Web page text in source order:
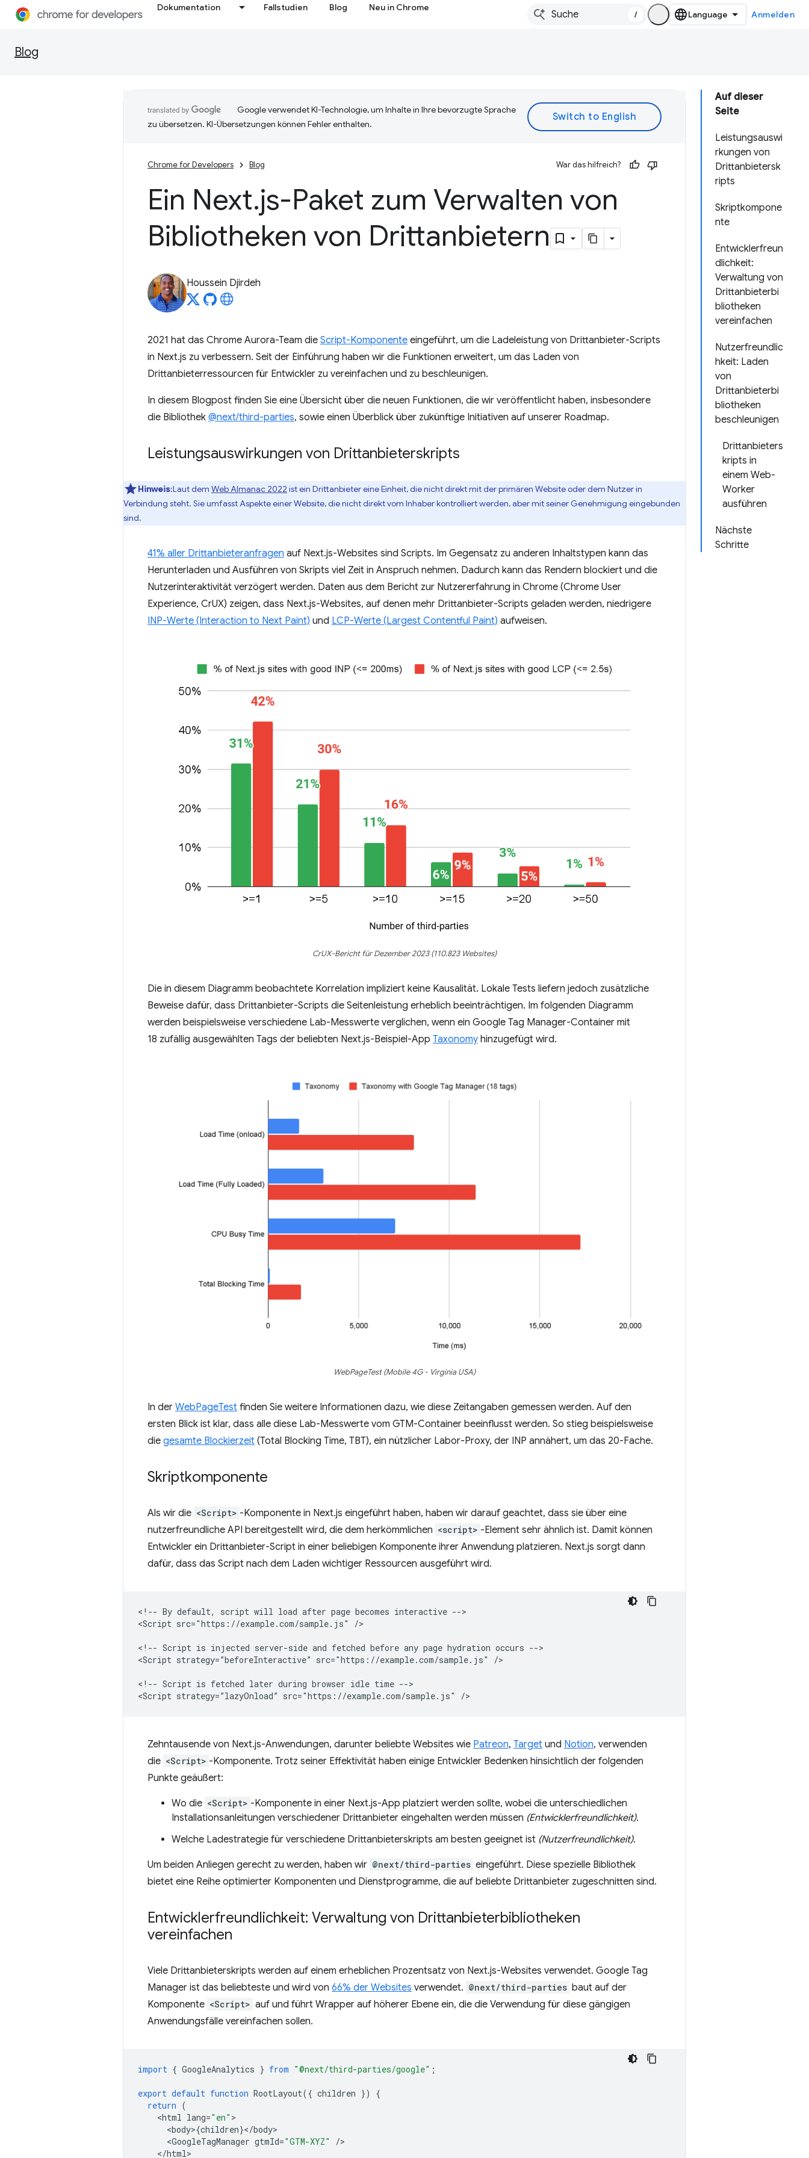
Dokumentation Fallstudien Blog Neu in Chrome
/ Anmelden
Blog
Auf dieser
Seite
Leistungsauswi
rkungen von
Drittanbietersk
ripts
Skriptkompone
nte
Entwicklerfreun
dlichkeit:
Verwaltung von
Drittanbieterbi
bliotheken
vereinfachen
Nutzerfreundlic
hkeit: Laden
von
Drittanbieterbi
bliotheken
beschleunigen
Drittanbieters
kripts in
einem Web-
Worker
ausführen
Nächste
Schritte
Google verwendet KI-Technologie, um Inhalte in Ihre bevorzugte Sprache
zu übersetzen. KI-Übersetzungen können Fehler enthalten.
Chrome for Developers Blog War das hilfreich?
Ein Next.js-Paket zum Verwalten von
Bibliotheken von Drittanbietern
Houssein Djirdeh
2021 hat das Chrome Aurora-Team die Script-Komponente eingeführt, um die Ladeleistung von Drittanbieter-Scripts
in Next.js zu verbessern. Seit der Einführung haben wir die Funktionen erweitert, um das Laden von
Drittanbieterressourcen für Entwickler zu vereinfachen und zu beschleunigen.
In diesem Blogpost finden Sie eine Übersicht über die neuen Funktionen, die wir veröffentlicht haben, insbesondere
die Bibliothek @next/third-parties, sowie einen Überblick über zukünftige Initiativen auf unserer Roadmap.
Leistungsauswirkungen von Drittanbieterskripts
Hinweis:Laut dem Web Almanac 2022 ist ein Drittanbieter eine Einheit, die nicht direkt mit der primären Website oder dem Nutzer in
Verbindung steht. Sie umfasst Aspekte einer Website, die nicht direkt vom Inhaber kontrolliert werden, aber mit seiner Genehmigung eingebunden
sind.
41% aller Drittanbieteranfragen auf Next.js-Websites sind Scripts. Im Gegensatz zu anderen Inhaltstypen kann das
Herunterladen und Ausführen von Skripts viel Zeit in Anspruch nehmen. Dadurch kann das Rendern blockiert und die
Nutzerinteraktivität verzögert werden. Daten aus dem Bericht zur Nutzererfahrung in Chrome (Chrome User
Experience, CrUX) zeigen, dass Next.js-Websites, auf denen mehr Drittanbieter-Scripts geladen werden, niedrigere
INP-Werte (Interaction to Next Paint) und LCP-Werte (Largest Contentful Paint) aufweisen.
CrUX-Bericht für Dezember 2023 (110.823 Websites)
Die in diesem Diagramm beobachtete Korrelation impliziert keine Kausalität. Lokale Tests liefern jedoch zusätzliche
Beweise dafür, dass Drittanbieter-Scripts die Seitenleistung erheblich beeinträchtigen. Im folgenden Diagramm
werden beispielsweise verschiedene Lab-Messwerte verglichen, wenn ein Google Tag Manager-Container mit
18 zufällig ausgewählten Tags der beliebten Next.js-Beispiel-App Taxonomy hinzugefügt wird.
WebPageTest (Mobile 4G - Virginia USA)
In der WebPageTest finden Sie weitere Informationen dazu, wie diese Zeitangaben gemessen werden. Auf den
ersten Blick ist klar, dass alle diese Lab-Messwerte vom GTM-Container beeinflusst werden. So stieg beispielsweise
die gesamte Blockierzeit (Total Blocking Time, TBT), ein nützlicher Labor-Proxy, der INP annähert, um das 20-Fache.
Skriptkomponente
Als wir die <Script> -Komponente in Next.js eingeführt haben, haben wir darauf geachtet, dass sie über eine
nutzerfreundliche API bereitgestellt wird, die dem herkömmlichen <script> -Element sehr ähnlich ist. Damit können
Entwickler ein Drittanbieter-Script in einer beliebigen Komponente ihrer Anwendung platzieren. Next.js sorgt dann
dafür, dass das Script nach dem Laden wichtiger Ressourcen ausgeführt wird.
<!-- By default, script will load after page becomes interactive -->
<Script src="https://example.com/sample.js" />
<!-- Script is injected server-side and fetched before any page hydration occurs -->
<Script strategy=”beforeInteractive” src="https://example.com/sample.js" />
<!-- Script is fetched later during browser idle time -->
Zehntausende von Next.js-Anwendungen, darunter beliebte Websites wie Patreon, Target und Notion, verwenden
die <Script> -Komponente. Trotz seiner Effektivität haben einige Entwickler Bedenken hinsichtlich der folgenden
Punkte geäußert:
Wo die <Script> -Komponente in einer Next.js-App platziert werden sollte, wobei die unterschiedlichen
Installationsanleitungen verschiedener Drittanbieter eingehalten werden müssen (Entwicklerfreundlichkeit).
Welche Ladestrategie für verschiedene Drittanbieterskripts am besten geeignet ist (Nutzerfreundlichkeit).
Um beiden Anliegen gerecht zu werden, haben wir @next/third-parties eingeführt. Diese spezielle Bibliothek
bietet eine Reihe optimierter Komponenten und Dienstprogramme, die auf beliebte Drittanbieter zugeschnitten sind.
Entwicklerfreundlichkeit: Verwaltung von Drittanbieterbibliotheken
vereinfachen
Viele Drittanbieterskripts werden auf einem erheblichen Prozentsatz von Next.js-Websites verwendet. Google Tag
Manager ist das beliebteste und wird von 66% der Websites verwendet. @next/third-parties baut auf der
Komponente <Script> auf und führt Wrapper auf höherer Ebene ein, die die Verwendung für diese gängigen
Anwendungsfälle vereinfachen sollen.
import { GoogleAnalytics } from "@next/third-parties/google" ;
export default function RootLayout({ children })
{
return (
<html lang="en"
<body>{children}</body
<GoogleTagManager gtmId="GTM-XYZ" /
</html